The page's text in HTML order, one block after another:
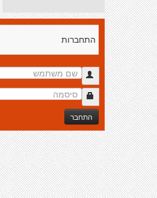
התחברות
התחבר